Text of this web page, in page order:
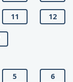
11 12
5 6